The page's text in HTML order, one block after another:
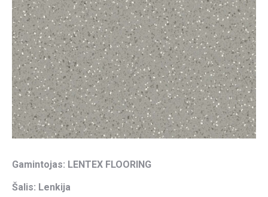
Gamintojas: LENTEX FLOORING
Šalis: Lenkija